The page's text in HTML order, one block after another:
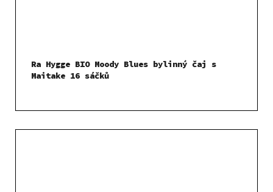
Ra Hygge BIO Moody Blues bylinný čaj s
Maitake 16 sáčků